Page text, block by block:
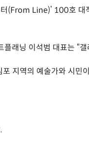
(From Line)’ 100호
래닝 이석범 대표는 “
포 지역의 예술가와 시민